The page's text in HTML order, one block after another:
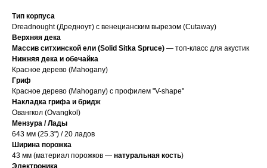
Тип корпуса
Dreadnought (Дредноут) с венецианским вырезом (Cutaway)
Верхняя дека
Массив ситхинской ели (Solid Sitka Spruce) — топ-класс для акустик
Нижняя дека и обечайка
Красное дерево (Mahogany)
Гриф
Красное дерево (Mahogany) с профилем "V-shape"
Накладка грифа и бридж
Овангкол (Ovangkol)
Мензура / Лады
643 мм (25.3") / 20 ладов
Ширина порожка
43 мм (материал порожков — натуральная кость)